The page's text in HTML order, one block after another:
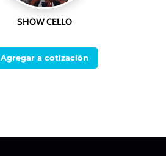
SHOW CELLO
Agregar a cotización